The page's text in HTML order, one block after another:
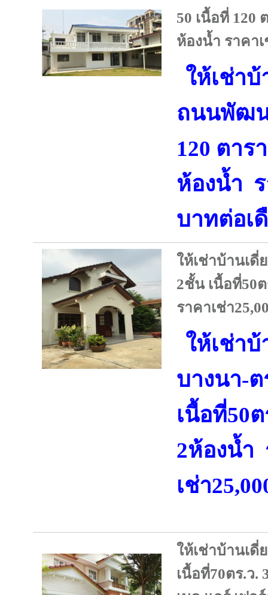
50 เนื้อที่ 120
ห้องน้ำ ราคา
ให้เช่า
ถนนพัฒน
120 ตาร
ห้องน้ำ ร
บาทต่อเ
ให้เช่าบ้านเดี่
2ชั้น เนื้อที่50
ราคาเช่า
ให้เช่า
บางนา-
เนื้อที่50
2ห้องน้ำ
เช่า
ให้เช่าบ้านเ
เนื้อที่70ตร.ว.